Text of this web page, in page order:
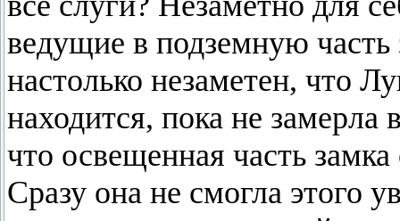
ведущие в подземную
настолько незаметен, что
находится, пока не
что освещенная часть
Сразу она не смогла этого